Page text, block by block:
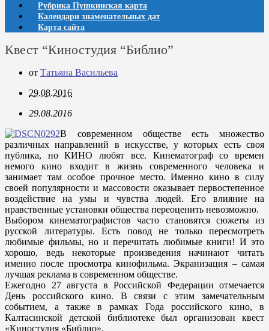
Рубрика Пушкинская карта
Календари знаменательных дат
Карта сайта
Квест “Киностудия “Библио”
от Татьяна Васильева
29.08.2016
29.08.2016
В современном обществе есть множество
различных направлений в искусстве, у которых есть своя
публика, но КИНО любят все. Кинематограф со времен
немого кино входит в жизнь современного человека и
занимает там особое прочное место. Именно кино в силу
своей популярности и массовости оказывает первостепенное
воздействие на умы и чувства людей. Его влияние на
нравственные установки общества переоценить невозможно.
Выбором кинематографистов часто становятся сюжеты из
русской литературы. Есть повод не только пересмотреть
любимые фильмы, но и перечитать любимые книги! И это
хорошо, ведь некоторые произведения начинают читать
именно после просмотра кинофильма. Экранизация – самая
лучшая реклама в современном обществе.
Ежегодно 27 августа в Российской Федерации отмечается
День российского кино. В связи с этим замечательным
событием, а также в рамках Года российского кино, в
Калтасинской детской библиотеке был организован квест
«Киностудия «Библио».